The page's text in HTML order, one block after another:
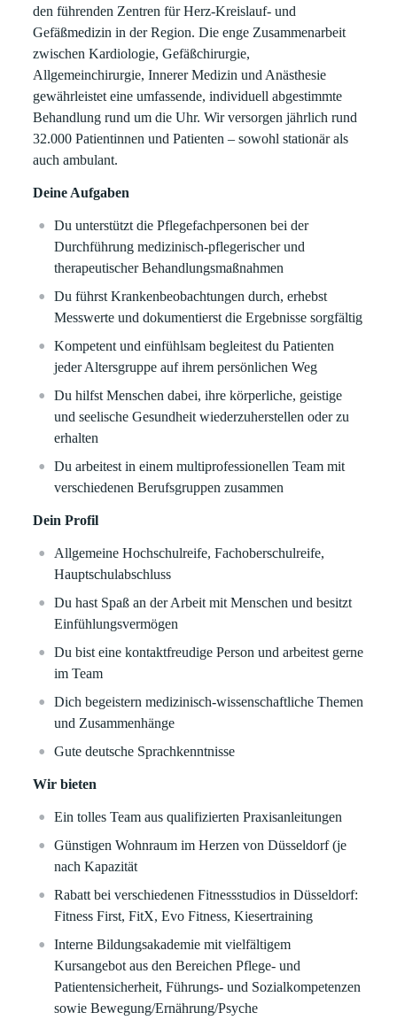
den führenden Zentren für Herz-Kreislauf- und
Gefäßmedizin in der Region. Die enge Zusammenarbeit
zwischen Kardiologie, Gefäßchirurgie,
Allgemeinchirurgie, Innerer Medizin und Anästhesie
gewährleistet eine umfassende, individuell abgestimmte
Behandlung rund um die Uhr. Wir versorgen jährlich rund
32.000 Patientinnen und Patienten – sowohl stationär als
auch ambulant.
Deine Aufgaben
Du unterstützt die Pflegefachpersonen bei der
Durchführung medizinisch-pflegerischer und
therapeutischer Behandlungsmaßnahmen
Du führst Krankenbeobachtungen durch, erhebst
Messwerte und dokumentierst die Ergebnisse sorgfältig
Kompetent und einfühlsam begleitest du Patienten
jeder Altersgruppe auf ihrem persönlichen Weg
Du hilfst Menschen dabei, ihre körperliche, geistige
und seelische Gesundheit wiederzuherstellen oder zu
erhalten
Du arbeitest in einem multiprofessionellen Team mit
verschiedenen Berufsgruppen zusammen
Dein Profil
Allgemeine Hochschulreife, Fachoberschulreife,
Hauptschulabschluss
Du hast Spaß an der Arbeit mit Menschen und besitzt
Einfühlungsvermögen
Du bist eine kontaktfreudige Person und arbeitest gerne
im Team
Dich begeistern medizinisch-wissenschaftliche Themen
und Zusammenhänge
Gute deutsche Sprachkenntnisse
Wir bieten
Ein tolles Team aus qualifizierten Praxisanleitungen
Günstigen Wohnraum im Herzen von Düsseldorf (je
nach Kapazität
Rabatt bei verschiedenen Fitnessstudios in Düsseldorf:
Fitness First, FitX, Evo Fitness, Kiesertraining
Interne Bildungsakademie mit vielfältigem
Kursangebot aus den Bereichen Pflege- und
Patientensicherheit, Führungs- und Sozialkompetenzen
sowie Bewegung/Ernährung/Psyche